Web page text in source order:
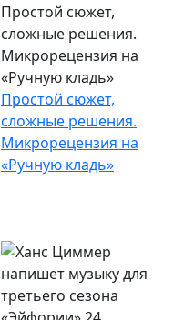
Простой сюжет,
сложные решения.
Микрорецензия на
«Ручную кладь»
Простой сюжет,
сложные решения.
Микрорецензия на
«Ручную кладь»